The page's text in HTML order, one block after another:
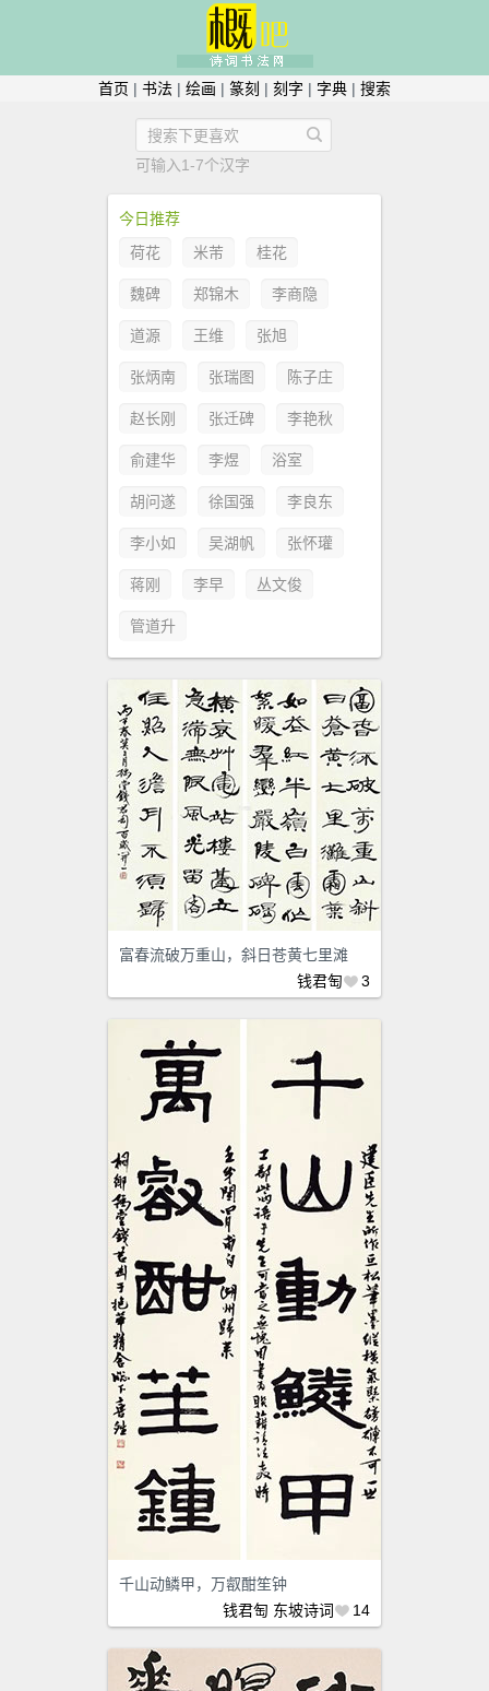
首页 | 书法 | 绘画 | 篆刻 | 刻字 | 字典 | 搜索
可输入1-7个汉字
今日推荐
荷花
米芾 桂花
魏碑 郑锦木 李商隐
道源 王维 张旭
张炳南 张瑞图 陈子庄
赵长刚 张迁碑 李艳秋
俞建华 李煜 浴室
胡问遂 徐国强 李良东
李小如 吴湖帆 张怀瓘
蒋刚 李早 丛文俊
管道升
富春流破万重山，斜日苍黄七里滩
钱君匋
3
千山动鳞甲，万㕡酣笙钟
钱君匋 东坡诗词 14